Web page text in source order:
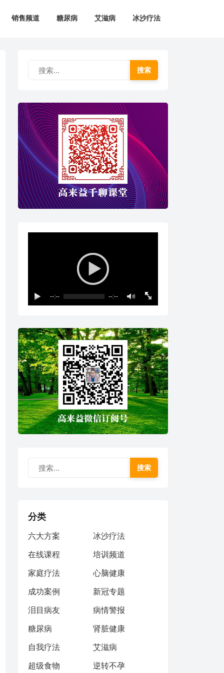
销售频道 糖尿病 艾滋病 冰沙疗法
搜索
--:-- --:--
搜索
分类
六大方案
冰沙疗法
在线课程
培训频道
家庭疗法
心脑健康
成功案例
新冠专题
泪目病友
病情警报
糖尿病
肾脏健康
自我疗法
艾滋病
超级食物
逆转不孕